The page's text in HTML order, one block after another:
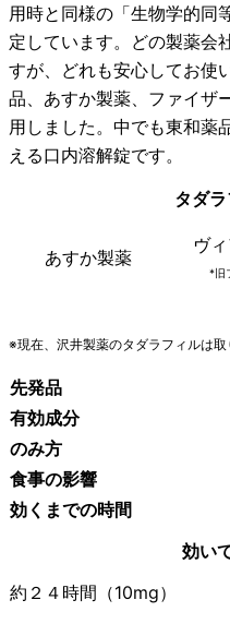
用時と同様の「生物学的同
定しています。どの製薬会
すが、どれも安心してお使
品、あすか製薬、ファイザ
用しました。中でも東和薬
える口内溶解錠です。
タダ
あすか製薬
ヴ
*旧
※現在、沢井製薬のタダラフィルは取
先発品
有効成分
のみ方
食事の影響
効くまでの時間
効い
約２４時間（10mg）